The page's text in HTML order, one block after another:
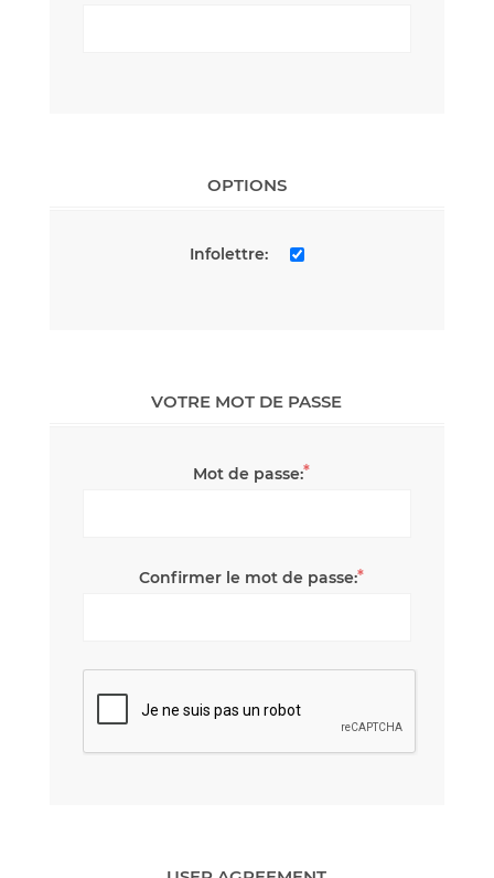
OPTIONS
Infolettre:
VOTRE MOT DE PASSE
Mot de passe:*
Confirmer le mot de passe:*